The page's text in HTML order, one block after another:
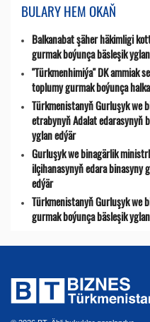
BULARY HEM OKAŇ
Balkanabat şäher häkimligi
gurmak boýunça bäsleşik
"Türkmenhimiýa" DK ammiak
toplumy gurmak boýunça
Türkmenistanyň Gurluşyk we
etrabynyň Adalat edarasynyň
yglan edýär
Gurluşyk we binagärlik
ilçihanasynyň edara binasyny
edýär
Türkmenistanyň Gurluşyk we
gurmak boýunça bäsleşik